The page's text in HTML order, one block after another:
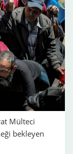
Mülteci
bekleyen